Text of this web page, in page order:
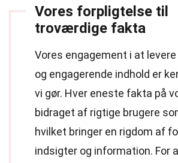
Vores forpligtelse til
troværdige fakta
Vores engagement i at
og engagerende indhold er
vi gør. Hver eneste fakta på
bidraget af rigtige brugere
hvilket bringer en rigdom af
indsigter og information. For